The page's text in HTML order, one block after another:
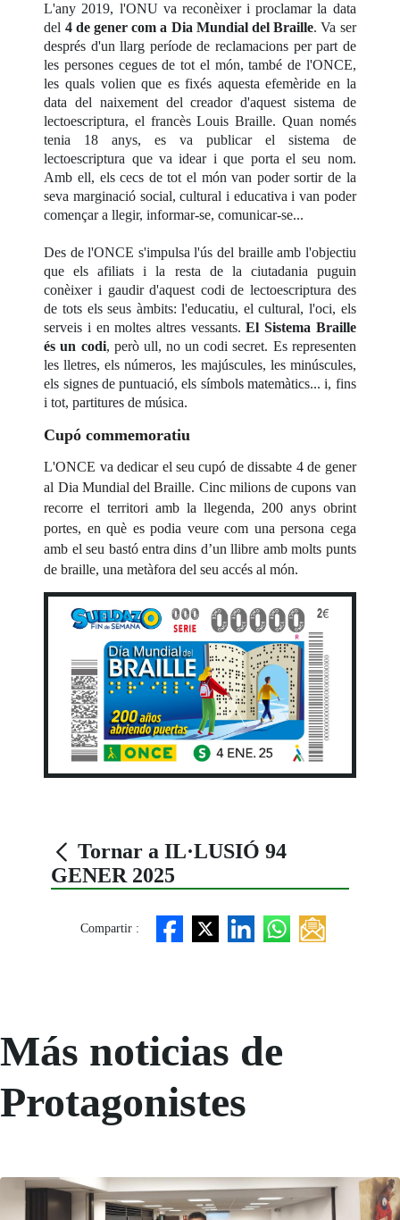
L'any 2019, l'ONU va reconèixer i proclamar la data
del 4 de gener com a Dia Mundial del Braille. Va ser
després d'un llarg període de reclamacions per part de
les persones cegues de tot el món, també de l'ONCE,
les quals volien que es fixés aquesta efemèride en la
data del naixement del creador d'aquest sistema de
lectoescriptura, el francès Louis Braille. Quan només
tenia 18 anys, es va publicar el sistema de
lectoescriptura que va idear i que porta el seu nom.
Amb ell, els cecs de tot el món van poder sortir de la
seva marginació social, cultural i educativa i van poder
començar a llegir, informar-se, comunicar-se...
Des de l'ONCE s'impulsa l'ús del braille amb l'objectiu
que els afiliats i la resta de la ciutadania puguin
conèixer i gaudir d'aquest codi de lectoescriptura des
de tots els seus àmbits: l'educatiu, el cultural, l'oci, els
serveis i en moltes altres vessants.El Sistema Braille
és un codi, però ull, no un codi secret. Es representen
les lletres, els números, les majúscules, les minúscules,
els signes de puntuació, els símbols matemàtics... i, fins
i tot, partitures de música.
Cupó commemoratiu
L'ONCE va dedicar el seu cupó de dissabte 4 de gener
al Dia Mundial del Braille. Cinc milions de cupons van
recorre el territori amb la llegenda, 200 anys obrint
portes, en què es podia veure com una persona cega
amb el seu bastó entra dins d’un llibre amb molts punts
de braille, una metàfora del seu accés al món.
Tornar a IL·LUSIÓ 94
GENER 2025
Compartir :
Más noticias de
Protagonistes